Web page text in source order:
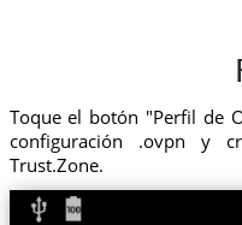
Toque el botón "Perfil de
configuración .ovpn y
Trust.Zone.